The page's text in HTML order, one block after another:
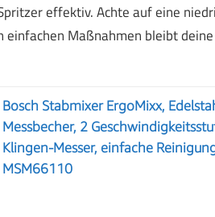
effektiv. Achte auf eine
Maßnahmen bleibt
Bosch Stabmixer ErgoMixx,
Messbecher, 2
Klingen-Messer, einfache
MSM66110